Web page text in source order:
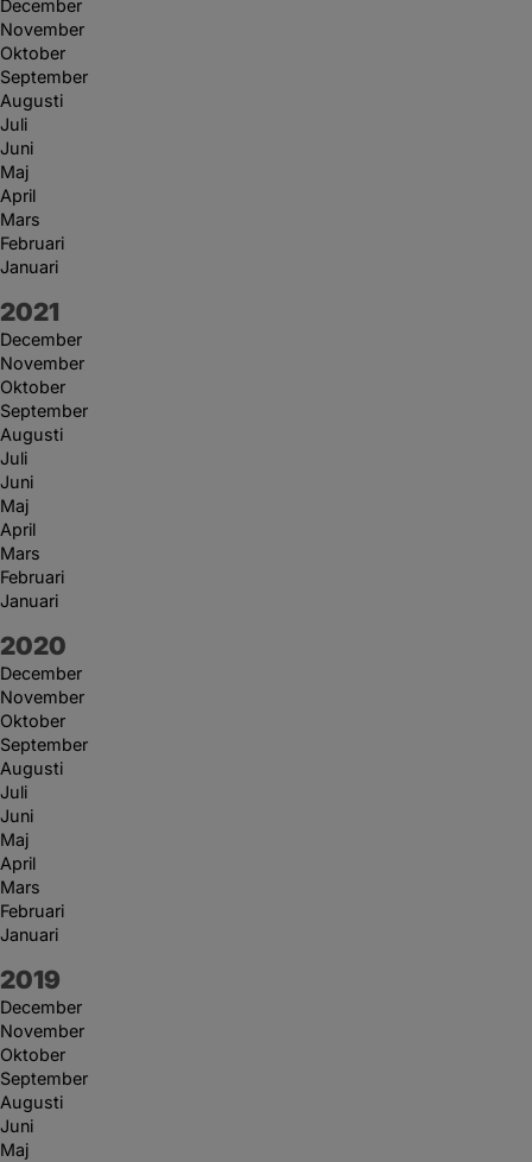
December
November
Oktober
September
Augusti
Juli
Juni
Maj
April
Mars
Februari
Januari
År:
2021
December
November
Oktober
September
Augusti
Juli
Juni
Maj
April
Mars
Februari
Januari
År:
2020
December
November
Oktober
September
Augusti
Juli
Juni
Maj
April
Mars
Februari
Januari
År:
2019
December
November
Oktober
September
Augusti
Juni
Maj